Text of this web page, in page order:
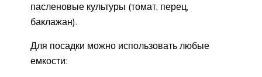
пасленовые культуры (томат, перец,
баклажан).
Для посадки можно использовать любые
емкости: